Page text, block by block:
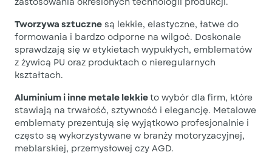
Tworzywa sztuczne są lekkie, elastyczne, łatwe do
formowania i bardzo odporne na wilgoć. Doskonale
sprawdzają się w etykietach wypukłych, emblematów
z żywicą PU oraz produktach o nieregularnych
kształtach.
Aluminium i inne metale lekkieto wybór dla firm, które
stawiają na trwałość, sztywność i elegancję. Metalowe
emblematy prezentują się wyjątkowo profesjonalnie i
często są wykorzystywane w branży motoryzacyjnej,
meblarskiej, przemysłowej czy AGD.